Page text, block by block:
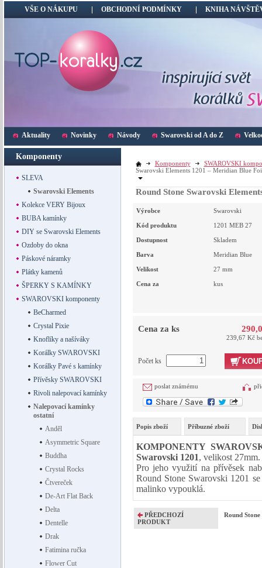
VŠE O NÁKUPU OBCHODNÍ PODMÍNKY KNIHA
Aktuality Novinky Návody Swarovski od A do Z
Komponenty
SLEVA
Swarovski Elements
Kolekce VERY Bijoux
BUBA kamínky
DIY se Swarovski Elements
Ozdoby do okna
Páskové náramky
Plátky kamenů
ŠPERKY S KAMÍNKY
SWAROVSKI komponenty
BeCharmed
Crystal Pixie
Knoflíky a našíváky
Korálky SWAROVSKI
Korálky Pavé s kamínky
Přívěsky SWAROVSKI
Rivoli nalepovací kamínky
Nalepovací kamínky
ostatní
Anděl
Asymmetric Square
Buddha
Crystal Rocks
Čtvereček
De-Art Flat Back
Delta
Dentelle
Drak
Fatimina ručka
Flower Cut
Komponenty
SWAROVSKI
Swarovski Elements 1201 – Meridian Blue
Round Stone Swarovski
Výrobce Swarovski
Kód produktu 1201 MEB 27
Dostupnost Skladem
Barva Meridian Blue
Velikost 27 mm
Cena za kus
Cena za ks
239,67 Kč
Počet ks
poslat známému
Popis zboží Příbuzné zboží
KOMPONENTY
Swarovski 1201, velikost 27mm.
Pro jeho využití na přívěsek
Round Stone Swarovski 1201
malinko vypouklá.
PŘEDCHOZÍ
PRODUKT
Round